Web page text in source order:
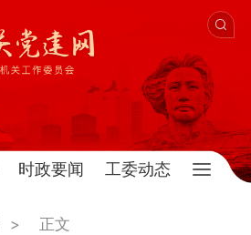
时政要闻 工委动态
> 正文